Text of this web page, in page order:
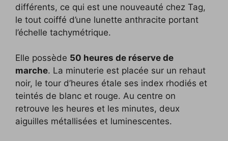
différents, ce qui est une nouveauté chez Tag,
le tout coiffé d’une lunette anthracite portant
l’échelle tachymétrique.
Elle possède 50 heures de réserve de
marche. La minuterie est placée sur un rehaut
noir, le tour d’heures étale ses index rhodiés et
teintés de blanc et rouge. Au centre on
retrouve les heures et les minutes, deux
aiguilles métallisées et luminescentes.